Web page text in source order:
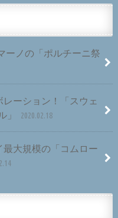
ーノの「ポルチーニ祭
ーション！「スウェ
」
2020.02.18
大規模の「コムロー